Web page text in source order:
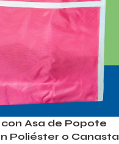
Asa de Popote
Poliéster o Canasta